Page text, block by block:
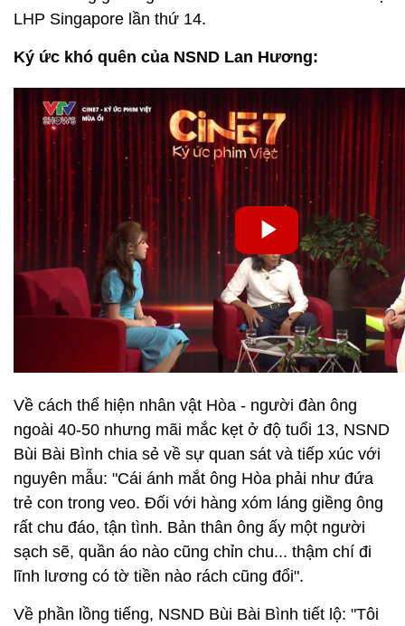
LHP Singapore lần thứ 14.
Ký ức khó quên của NSND Lan Hương:
Về cách thể hiện nhân vật Hòa - người đàn ông
ngoài 40-50 nhưng mãi mắc kẹt ở độ tuổi 13, NSND
Bùi Bài Bình chia sẻ về sự quan sát và tiếp xúc với
nguyên mẫu: "Cái ánh mắt ông Hòa phải như đứa
trẻ con trong veo. Đối với hàng xóm láng giềng ông
rất chu đáo, tận tình. Bản thân ông ấy một người
sạch sẽ, quần áo nào cũng chỉn chu... thậm chí đi
lĩnh lương có tờ tiền nào rách cũng đổi".
Về phần lồng tiếng, NSND Bùi Bài Bình tiết lộ: "Tôi